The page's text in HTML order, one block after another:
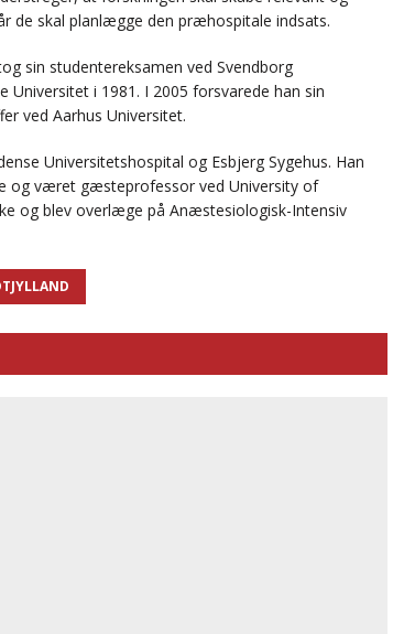
de skal planlægge den præhospitale indsats.
sin studentereksamen ved Svendborg
i 1981. I 2005 forsvarede han sin
ved Aarhus Universitet.
Universitetshospital og Esbjerg Sygehus. Han
og været gæsteprofessor ved University of
og blev overlæge på Anæstesiologisk-Intensiv